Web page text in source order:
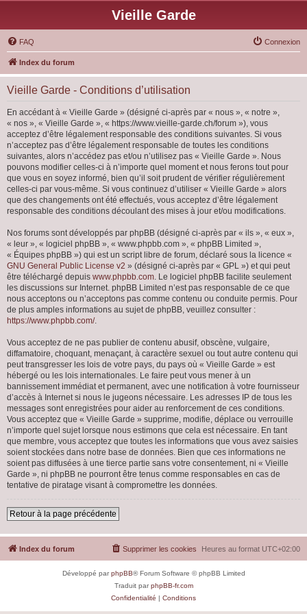
Vieille Garde
FAQ Connexion
Index du forum
Vieille Garde - Conditions d’utilisation
En accédant à « Vieille Garde » (désigné ci-après par « nous », « notre »,
« nos », « Vieille Garde », « https://www.vieille-garde.ch/forum »), vous
acceptez d’être légalement responsable des conditions suivantes. Si vous
n’acceptez pas d’être légalement responsable de toutes les conditions
suivantes, alors n’accédez pas et/ou n’utilisez pas « Vieille Garde ». Nous
pouvons modifier celles-ci à n’importe quel moment et nous ferons tout pour
que vous en soyez informé, bien qu’il soit prudent de vérifier régulièrement
celles-ci par vous-même. Si vous continuez d’utiliser « Vieille Garde » alors
que des changements ont été effectués, vous acceptez d’être légalement
responsable des conditions découlant des mises à jour et/ou modifications.
Nos forums sont développés par phpBB (désigné ci-après par « ils », « eux »,
« leur », « logiciel phpBB », « www.phpbb.com », « phpBB Limited »,
« Équipes phpBB ») qui est un script libre de forum, déclaré sous la licence «
GNU General Public License v2 » (désigné ci-après par « GPL ») et qui peut
être téléchargé depuis www.phpbb.com. Le logiciel phpBB facilite seulement
les discussions sur Internet. phpBB Limited n’est pas responsable de ce que
nous acceptons ou n’acceptons pas comme contenu ou conduite permis. Pour
de plus amples informations au sujet de phpBB, veuillez consulter :
https://www.phpbb.com/.
Vous acceptez de ne pas publier de contenu abusif, obscène, vulgaire,
diffamatoire, choquant, menaçant, à caractère sexuel ou tout autre contenu qui
peut transgresser les lois de votre pays, du pays où « Vieille Garde » est
hébergé ou les lois internationales. Le faire peut vous mener à un
bannissement immédiat et permanent, avec une notification à votre fournisseur
d’accès à Internet si nous le jugeons nécessaire. Les adresses IP de tous les
messages sont enregistrées pour aider au renforcement de ces conditions.
Vous acceptez que « Vieille Garde » supprime, modifie, déplace ou verrouille
n’importe quel sujet lorsque nous estimons que cela est nécessaire. En tant
que membre, vous acceptez que toutes les informations que vous avez saisies
soient stockées dans notre base de données. Bien que ces informations ne
soient pas diffusées à une tierce partie sans votre consentement, ni « Vieille
Garde », ni phpBB ne pourront être tenus comme responsables en cas de
tentative de piratage visant à compromettre les données.
Retour à la page précédente
Index du forum Heures au format UTC+02:00
Supprimer les cookies
Développé parphpBB® Forum Software © phpBB Limited
Traduit parphpBB-fr.com
Confidentialité | Conditions